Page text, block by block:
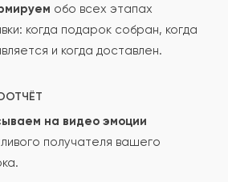
после проверки.
обо всех этапах
когда подарок собран, когда
и когда доставлен.
на видео эмоции
получателя вашего